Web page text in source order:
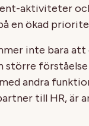
aktiviteter
en ökad
inte bara att
större
andra
till HR, är